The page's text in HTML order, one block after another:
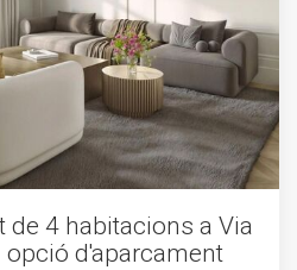
de 4 habitacions a Via
d'aparcament